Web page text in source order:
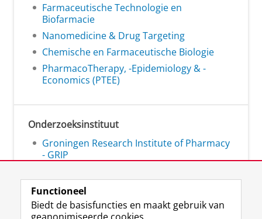
Farmaceutische Technologie en
Biofarmacie
Nanomedicine & Drug Targeting
Chemische en Farmaceutische Biologie
PharmacoTherapy, -Epidemiology & -
Economics (PTEE)
Onderzoeksinstituut
Groningen Research Institute of Pharmacy
- GRIP
Functioneel
Biedt de basisfuncties en maakt gebruik van